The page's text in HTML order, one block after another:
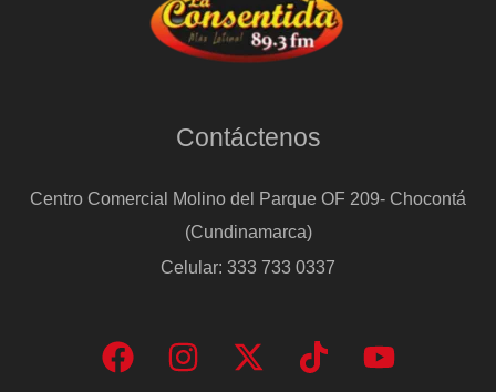
Contáctenos
Centro Comercial Molino del Parque OF 209- Chocontá
(Cundinamarca)
Celular: 333 733 0337